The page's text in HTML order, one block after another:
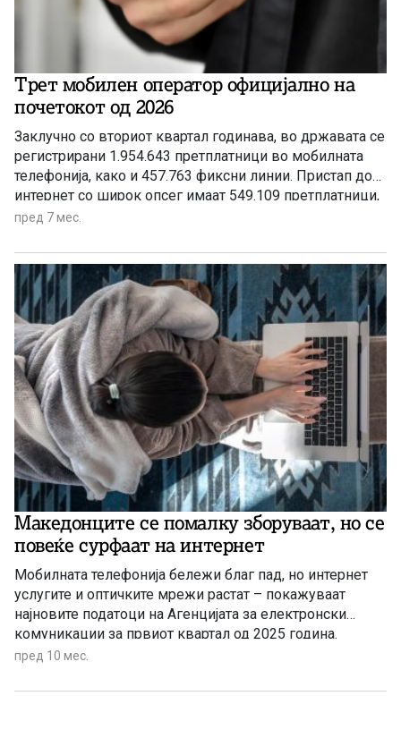
Трет мобилен оператор официјално на
почетокот од 2026
Заклучно со вториот квартал годинава, во државата се
регистрирани 1.954.643 претплатници во мобилната
телефонија, како и 457.763 фиксни линии. Пристап до
интернет со широк опсег имаат 549.109 претплатници,
а со широк и тесен опсег преку мобилни мрежи
претплатници на ТВ услуги.
пред 7 мес.
Македонците се помалку зборуваат, но се
повеќе сурфаат на интернет
Мобилната телефонија бележи благ пад, но интернет
услугите и оптичките мрежи растат – покажуваат
најновите податоци на Агенцијата за електронски
комуникации за првиот квартал од 2025 година.
пред 10 мес.